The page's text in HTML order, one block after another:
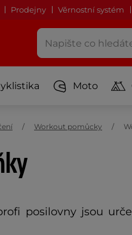
Prodejny Věrnostní systém
Moto
posilovny jsou
Workout pomůcky